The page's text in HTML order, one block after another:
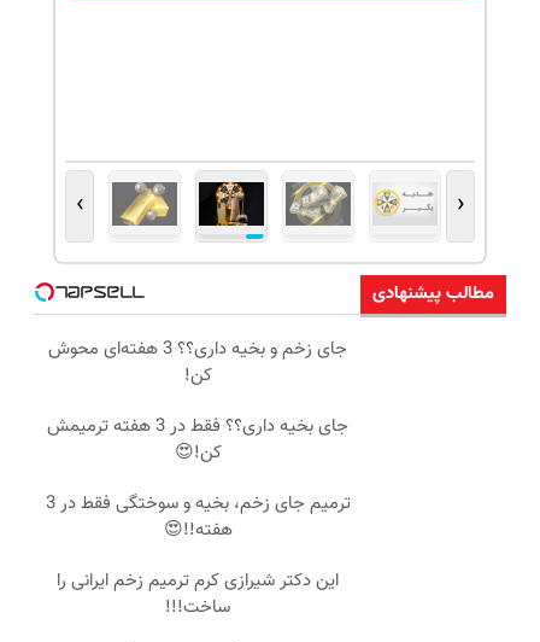
‹
›
مطالب پیشنهادی
جای زخم و بخیه داری؟؟ 3 هفته‌ای محوش
کن!
جای بخیه داری؟؟ فقط در 3 هفته ترمیمش
کن!😍
ترمیم جای زخم، بخیه و سوختگی فقط در 3
هفته!!😍
این دکتر شیرازی کرم ترمیم زخم ایرانی را
ساخت!!!